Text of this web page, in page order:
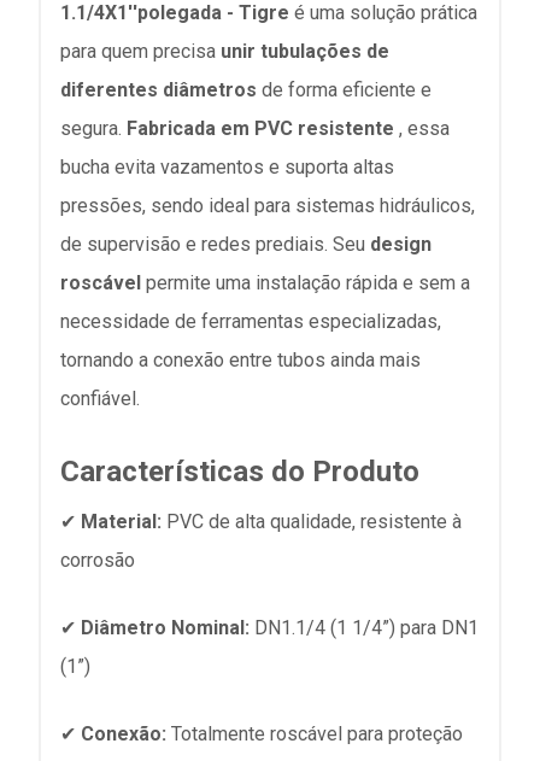
1.1/4X1''polegada - Tigre é uma solução prática
para quem precisa unir tubulações de
diferentes diâmetros de forma eficiente e
segura. Fabricada em PVC resistente , essa
bucha evita vazamentos e suporta altas
pressões, sendo ideal para sistemas hidráulicos,
de supervisão e redes prediais. Seu design
roscável permite uma instalação rápida e sem a
necessidade de ferramentas especializadas,
tornando a conexão entre tubos ainda mais
confiável.
Características do Produto
✔ Material: PVC de alta qualidade, resistente à
corrosão
✔ Diâmetro Nominal: DN1.1/4 (1 1/4”) para DN1
(1”)
✔ Conexão: Totalmente roscável para proteção